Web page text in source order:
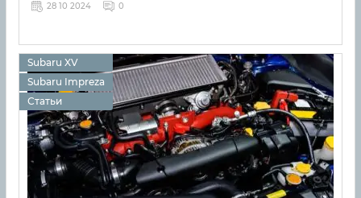
28 10 2024 0
Subaru XV
Subaru Impreza
Статьи